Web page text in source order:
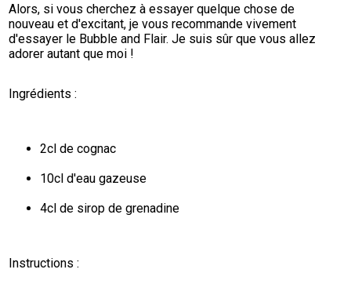
Alors, si vous cherchez à essayer quelque chose de
nouveau et d'excitant, je vous recommande vivement
d'essayer le Bubble and Flair. Je suis sûr que vous allez
adorer autant que moi !
Ingrédients :
2cl de cognac
10cl d'eau gazeuse
4cl de sirop de grenadine
Instructions :